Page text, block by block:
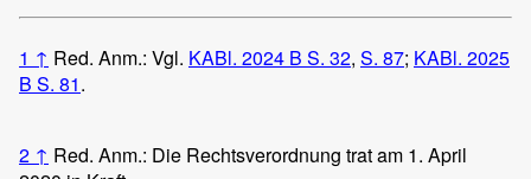
1 ↑ Red. Anm.: Vgl. KABl. 2024 B S. 32, S. 87; KABl. 2025
B S. 81.
2 ↑ Red. Anm.: Die Rechtsverordnung trat am 1. April